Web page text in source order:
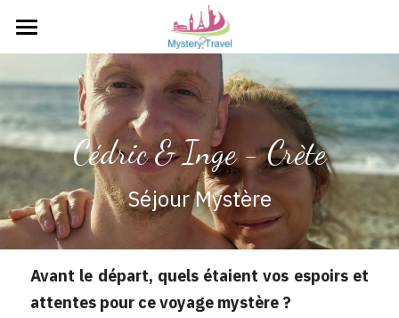
Voyages de Noces Mystères
Voyages Mystères en couple
Voyages Mystères en Solo
Voyages Mystères en famille ou entre amis
Aventure en groupe en Corée du Sud
Cédric & Inge - Crète
Séjour Mystère
Avant le départ, quels étaient vos espoirs et
attentes pour ce voyage mystère ?